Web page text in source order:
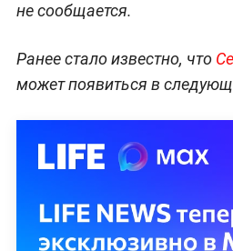
не сообщается.
Ранее стало известно, что
может появиться в